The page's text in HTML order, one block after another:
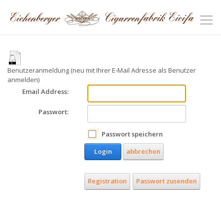
Benutzeranmeldung (neu mit Ihrer E-Mail Adresse als Benutzer
anmelden)
Email Address:
Passwort:
Passwort speichern
Login
abbrechen
Registration Passwort zusenden